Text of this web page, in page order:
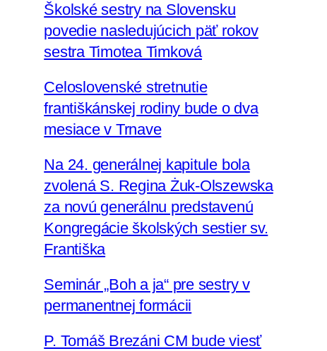
Školské sestry na Slovensku
povedie nasledujúcich päť rokov
sestra Timotea Timková
Celoslovenské stretnutie
františkánskej rodiny bude o dva
mesiace v Trnave
Na 24. generálnej kapitule bola
zvolená S. Regina Żuk-Olszewska
za novú generálnu predstavenú
Kongregácie školských sestier sv.
Františka
Seminár „Boh a ja“ pre sestry v
permanentnej formácii
P. Tomáš Brezáni CM bude viesť